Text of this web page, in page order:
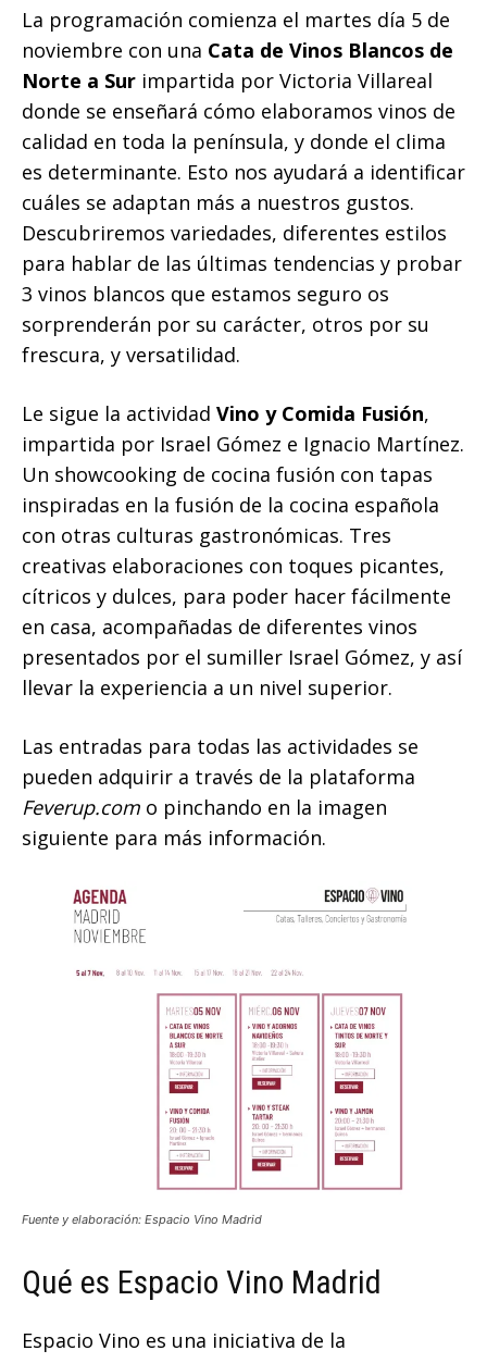
La programación comienza el martes día 5 de
noviembre con una Cata de Vinos Blancos de
Norte a Sur impartida por Victoria Villareal
donde se enseñará cómo elaboramos vinos de
calidad en toda la península, y donde el clima
es determinante. Esto nos ayudará a identificar
cuáles se adaptan más a nuestros gustos.
Descubriremos variedades, diferentes estilos
para hablar de las últimas tendencias y probar
3 vinos blancos que estamos seguro os
sorprenderán por su carácter, otros por su
frescura, y versatilidad.
Le sigue la actividad Vino y Comida Fusión,
impartida por Israel Gómez e Ignacio Martínez.
Un showcooking de cocina fusión con tapas
inspiradas en la fusión de la cocina española
con otras culturas gastronómicas. Tres
creativas elaboraciones con toques picantes,
cítricos y dulces, para poder hacer fácilmente
en casa, acompañadas de diferentes vinos
presentados por el sumiller Israel Gómez, y así
llevar la experiencia a un nivel superior.
Las entradas para todas las actividades se
pueden adquirir a través de la plataforma
Feverup.com o pinchando en la imagen
siguiente para más información.
Fuente y elaboración: Espacio Vino Madrid
Qué es Espacio Vino Madrid
Espacio Vino es una iniciativa de la